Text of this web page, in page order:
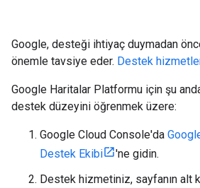
Google, desteği ihtiyaç duymadan
önemle tavsiye eder. Destek
Google Haritalar Platformu için şu
destek düzeyini öğrenmek üzere:
Google Cloud Console'da
Destek Ekibi
'ne gidin.
Destek hizmetiniz, sayfanın alt